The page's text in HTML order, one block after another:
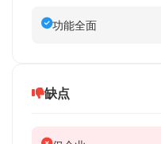
功能全面
缺点